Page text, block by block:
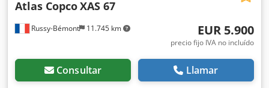
pregunta, póngase en contacto con nosotros
Russy-Bémont 11.745 km
Atlas CopcoXAS 67
EUR 5.900
precio fijo IVA no incluído
Consultar Llamar